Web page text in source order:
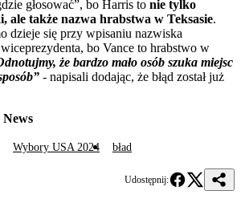
głosować”, bo Harris to nie tylko
ale także nazwa hrabstwa w Teksasie.
dzieje się przy wpisaniu nazwiska
bo Vance to hrabstwo w
że bardzo mało osób szuka miejsc
- napisali dodając, że błąd został już
News
Wybory USA 2024 bład
Udostępnij: